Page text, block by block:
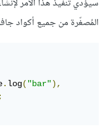
سيؤدي تنفيذ هذا الأمر
المُصغّرة من جميع أكواد
. log( "bar"),